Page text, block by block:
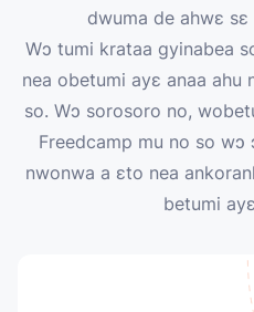
dwuma de ahwɛ
Wɔ tumi krataa gyinabea
nea obetumi ayɛ anaa ahu
so. Wɔ sorosoro no,
Freedcamp mu no so
nwonwa a ɛto nea
betumi